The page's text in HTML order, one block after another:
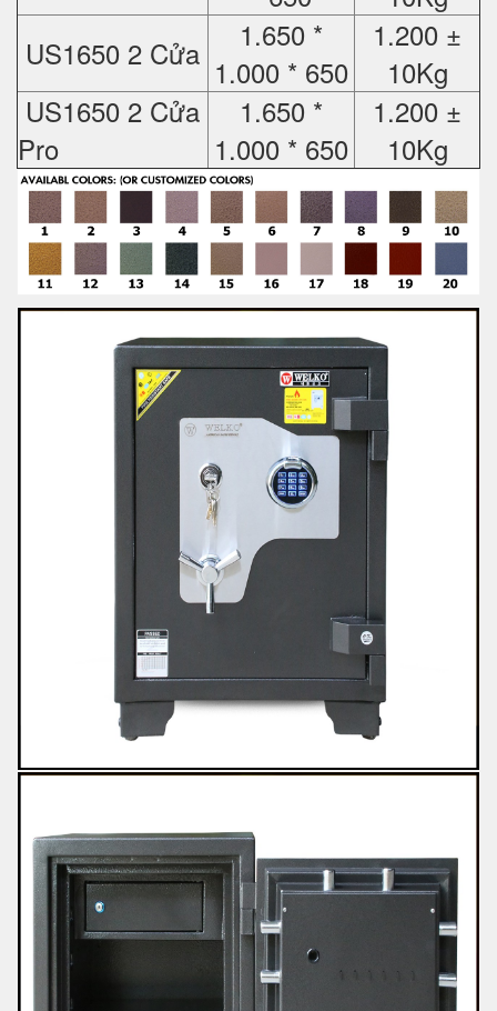
US1650 2 Cửa
1.650 *
1.000 * 650
1.200 ±
10Kg
US1650 2 Cửa
Pro
1.650 *
1.000 * 650
1.200 ±
10Kg